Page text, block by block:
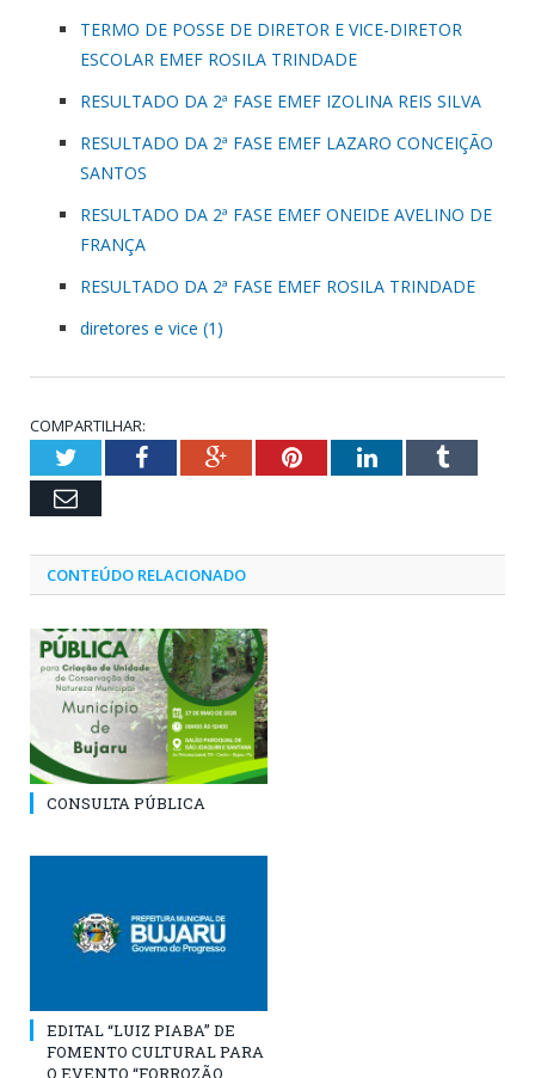
TERMO DE POSSE DE DIRETOR E VICE-DIRETOR
ESCOLAR EMEF ROSILA TRINDADE
RESULTADO DA 2ª FASE EMEF IZOLINA REIS SILVA
RESULTADO DA 2ª FASE EMEF LAZARO CONCEIÇÃO
SANTOS
RESULTADO DA 2ª FASE EMEF ONEIDE AVELINO DE
FRANÇA
RESULTADO DA 2ª FASE EMEF ROSILA TRINDADE
diretores e vice (1)
COMPARTILHAR:
TwitterFacebookGoogle+PinterestLinkedInTumblr
Email
CONTEÚDO RELACIONADO
CONSULTA PÚBLICA
EDITAL “LUIZ PIABA” DE
FOMENTO CULTURAL PARA
O EVENTO “FORROZÃO